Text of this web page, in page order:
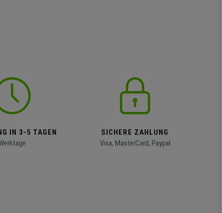
IN 3-5 TAGEN
SICHERE ZAHLUNG
Visa, MasterCard, Paypal